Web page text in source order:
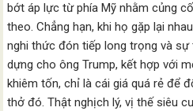
bớt áp lực từ phía Mỹ nhằm củng
theo. Chẳng hạn, khi họ gặp lại
nghi thức đón tiếp long trọng và
dựng cho ông Trump, kết hợp với
khiêm tốn, chỉ là cái giá quá rẻ để
thở đó. Thật nghịch lý, vị thế siêu